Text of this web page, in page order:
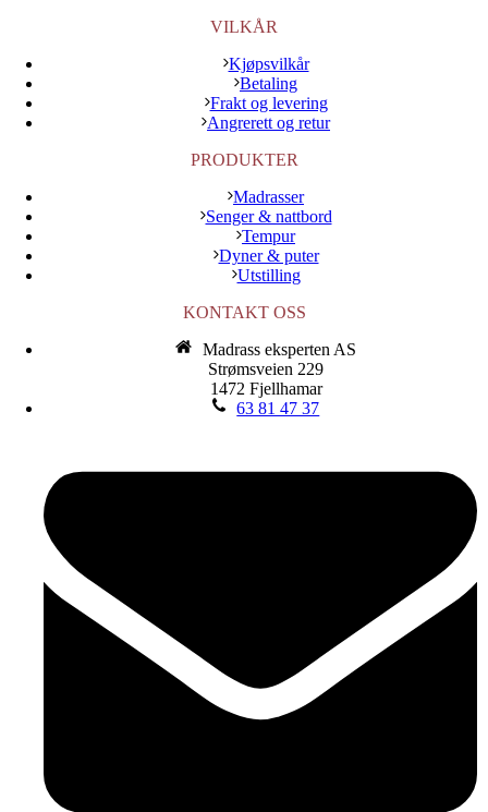
VILKÅR
Kjøpsvilkår
Betaling
Frakt og levering
Angrerett og retur
PRODUKTER
Madrasser
Senger & nattbord
Tempur
Dyner & puter
Utstilling
KONTAKT OSS
Madrass eksperten AS
Strømsveien 229
1472 Fjellhamar
63 81 47 37